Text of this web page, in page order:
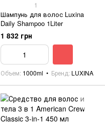
1
Шампунь для волос Luxina
Daily Shampoo 1Liter
1 832 грн
Объем 1000ml Бренд LUXINA